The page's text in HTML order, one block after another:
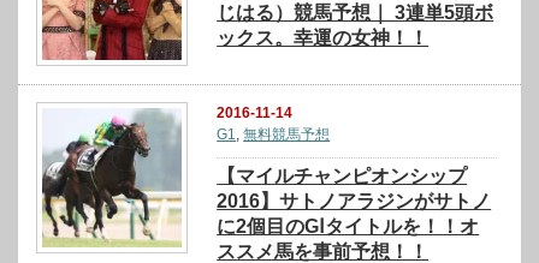
じはる）競馬予想｜ 3連単5頭ボ
ックス。幸運の女神！！
2016-11-14
G1
,無料競馬予想
【マイルチャンピオンシップ
2016】サトノアラジンがサトノ
に2個目のGⅠタイトルを！！オ
ススメ馬を事前予想！！